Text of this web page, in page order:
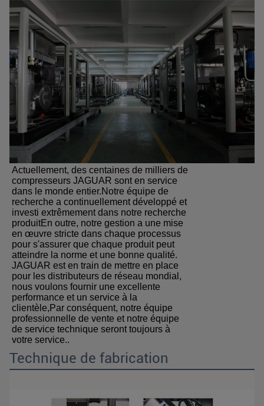
Actuellement, des centaines de milliers de
compresseurs JAGUAR sont en service
dans le monde entier.Notre équipe de
recherche a continuellement développé et
investi extrêmement dans notre recherche
produitEn outre, notre gestion a une mise
en œuvre stricte dans chaque processus
pour s'assurer que chaque produit peut
atteindre la norme et une bonne qualité.
JAGUAR est en train de mettre en place
pour les distributeurs de réseau mondial,
nous voulons fournir une excellente
performance et un service à la
clientèle,Par conséquent, notre équipe
professionnelle de vente et notre équipe
de service technique seront toujours à
votre service..
Technique de fabrication